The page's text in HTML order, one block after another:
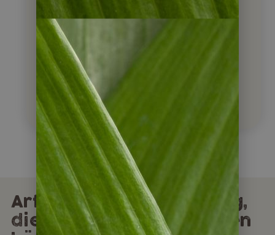
Essen & Trinken
Flora & Fauna
Kultur & Geschichte
Outdoor & Adventure
Artikel aus unserem Blog,
die Sie auch interessieren